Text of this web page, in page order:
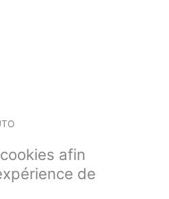
afin
de